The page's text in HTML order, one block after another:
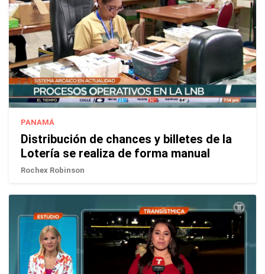
PANAMÁ
Distribución de chances y billetes de la
Lotería se realiza de forma manual
Rochex Robinson